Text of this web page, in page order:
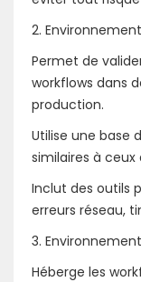
2.
Permet de
workflows dans
production.
Utilise une base
similaires à
Inclut des outils
erreurs réseau,
3.
Héberge les